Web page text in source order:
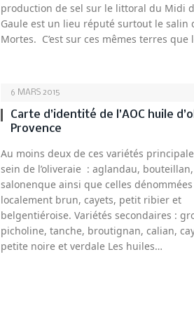
production de sel sur le littoral du Midi
Gaule est un lieu réputé surtout le salin
Mortes. C’est sur ces mêmes terres que
6 MARS 2015
Carte d’identité de l’AOC huile
Provence
Au moins deux de ces variétés
sein de l’oliveraie : aglandau,
salonenque ainsi que celles dénommées
localement brun, cayets, petit ribier et
belgentiéroise. Variétés secondaires :
picholine, tanche, broutignan, calian,
petite noire et verdale Les huiles…